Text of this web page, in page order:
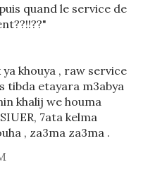
quand le service de
khouya , raw service
tibda etayara m3abya
khalij we houma
7ata kelma
, za3ma za3ma .